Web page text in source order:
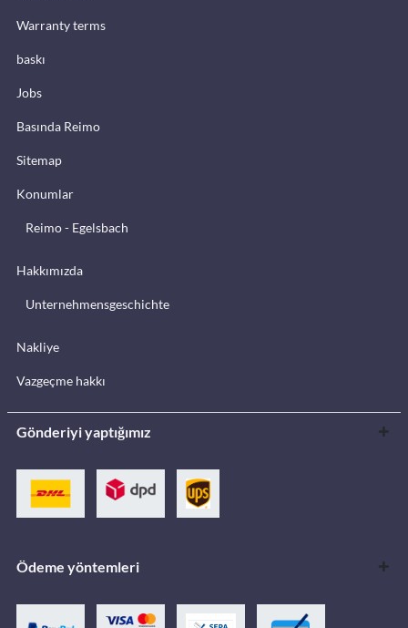
Warranty terms
baskı
Jobs
Basında Reimo
Sitemap
Konumlar
Reimo - Egelsbach
Hakkımızda
Unternehmensgeschichte
Nakliye
Vazgeçme hakkı
Gönderiyi yaptığımız
Ödeme yöntemleri